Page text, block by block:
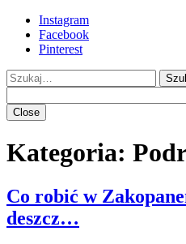
Instagram
Facebook
Pinterest
Szukaj
Close
Kategoria:
Co robić w
deszcz…